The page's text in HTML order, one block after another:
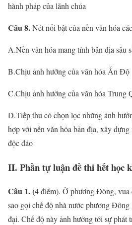
hành pháp của lãnh chúa
Câu 8.Nét nổi bật của nền văn hóa
A.Nền văn hóa mang tính bản địa sâu
B.Chịu ảnh hưởng của văn hóa Ấn Độ
C.Chịu ảnh hưởng của văn hóa Trung
D.Tiếp thu có chọn lọc những ảnh
hợp với nền văn hóa bản địa, xây
độc đáo
II. Phần tự luận đề thi hết học
Câu 1. (4 điểm). Ở phương Đông, vua
sao gọi chế độ nhà nước phương Đông
đại. Chế độ này ảnh hưởng tới sự phát